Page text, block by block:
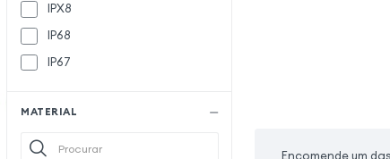
Rivacase
IPX8
IP68
IP67
MATERIAL